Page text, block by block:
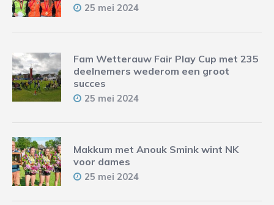
25 mei 2024
Fam Wetterauw Fair Play Cup met 235
deelnemers wederom een groot
succes
25 mei 2024
Makkum met Anouk Smink wint NK
voor dames
25 mei 2024